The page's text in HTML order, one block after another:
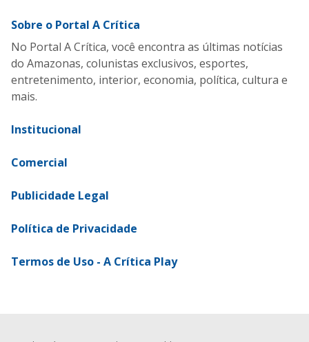
Sobre o Portal A Crítica
No Portal A Crítica, você encontra as últimas notícias
do Amazonas, colunistas exclusivos, esportes,
entretenimento, interior, economia, política, cultura e
mais.
Institucional
Comercial
Publicidade Legal
Política de Privacidade
Termos de Uso - A Crítica Play